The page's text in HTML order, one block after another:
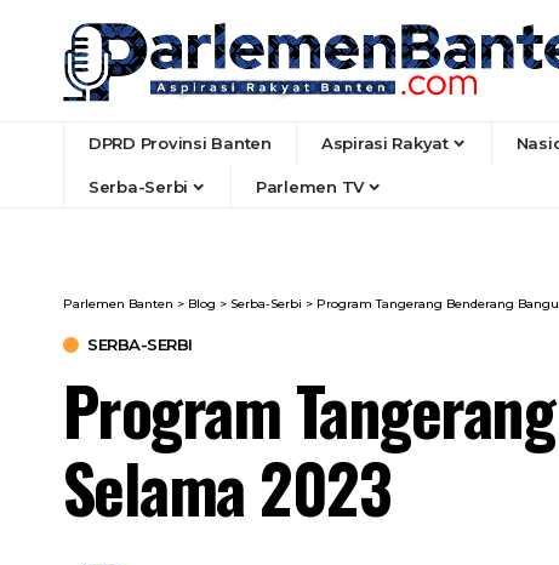
DPRD Provinsi Banten Aspirasi Rakyat
Serba-Serbi Parlemen TV
Parlemen Banten > Blog > Serba-Serbi > Program Tangerang Benderang
SERBA-SERBI
Program
Selama 2023